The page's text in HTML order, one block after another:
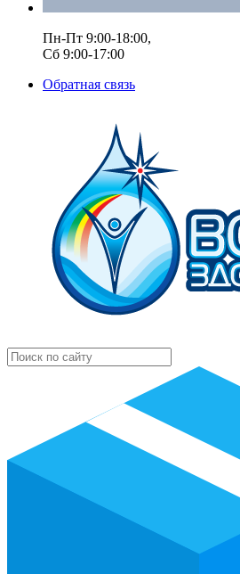
Пн-Пт 9:00-18:00,
Сб 9:00-17:00
Обратная связь